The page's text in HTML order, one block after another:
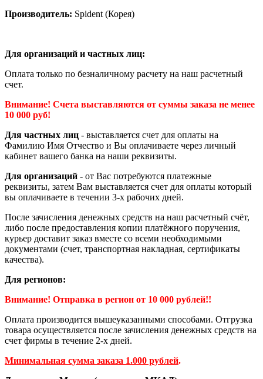
Производитель: Spident (Корея)
Для организаций и частных лиц:
Оплата только по безналичному расчету на наш расчетный
счет.
Внимание! Счета выставляются от суммы заказа не менее
10 000 руб!
Для частных лиц - выставляется счет для оплаты на
Фамилию Имя Отчество и Вы оплачиваете через личный
кабинет вашего банка на наши реквизиты.
Для организаций - от Вас потребуются платежные
реквизиты, затем Вам выставляется счет для оплаты который
вы оплачиваете в течении 3-х рабочих дней.
После зачисления денежных средств на наш расчетный счёт,
либо после предоставления копии платёжного поручения,
курьер доставит заказ вместе со всеми необходимыми
документами (счет, транспортная накладная, сертификаты
качества).
Для регионов:
Внимание! Отправка в регион от 10 000 рублей!!
Оплата производится вышеуказанными способами. Отгрузка
товара осуществляется после зачисления денежных средств на
счет фирмы в течение 2-х дней.
Минимальная сумма заказа 1.000 рублей.